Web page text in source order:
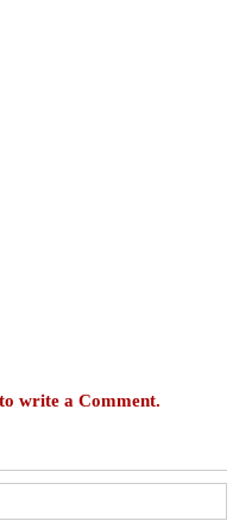
write a Comment.